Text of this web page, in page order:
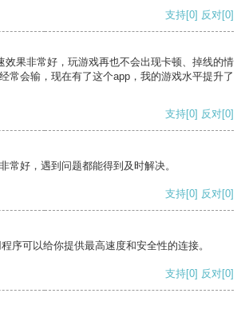
支持[0] 反对[0]
效果非常好，玩游戏再也不会出现卡顿、掉线的情
常会输，现在有了这个app，我的游戏水平提升了
支持[0] 反对[0]
常好，遇到问题都能得到及时解决。
支持[0] 反对[0]
序可以给你提供最高速度和安全性的连接。
支持[0] 反对[0]